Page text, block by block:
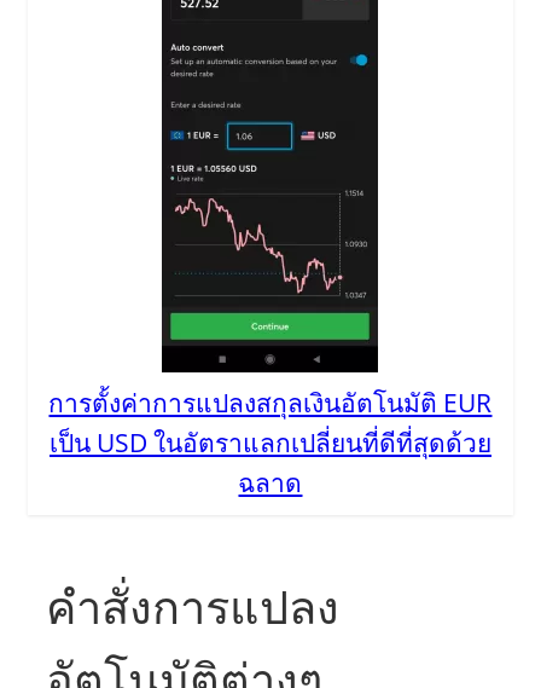
การตั้งค่าการแปลงสกุลเงินอัตโนมัติ EUR
เป็น USD ในอัตราแลกเปลี่ยนที่ดีที่สุดด้วย
ฉลาด
คำสั่งการแปลง